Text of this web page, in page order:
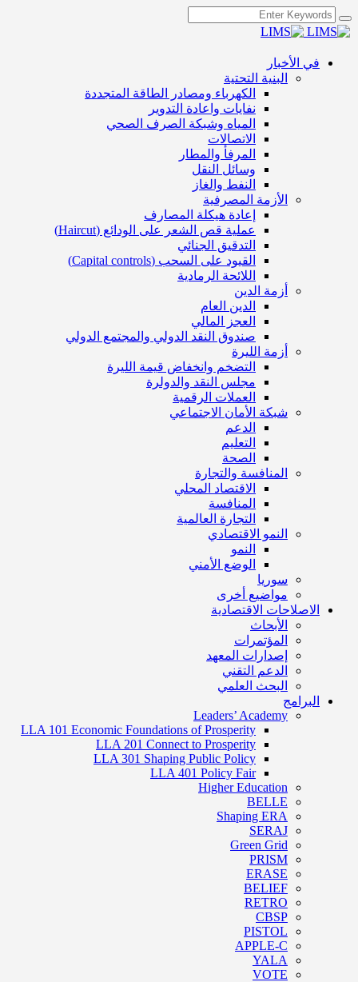
في الأخبار
البنية التحتية
الكهرباء ومصادر الطاقة المتجددة
نفايات واعادة التدوير
المياه وشبكة الصرف الصحي
الاتصالات
المرفأ والمطار
وسائل النقل
النفط والغاز
الأزمة المصرفية
إعادة هيكلة المصارف
عملية قص الشعر على الودائع (Haircut)
التدقيق الجنائي
القيود على السحب (Capital controls)
اللائحة الرمادية
أزمة الدين
الدين العام
العجز المالي
صندوق النقد الدولي والمجتمع الدولي
أزمة الليرة
التضخم وانخفاض قيمة الليرة
مجلس النقد والدولرة
العملات الرقمية
شبكة الأمان الاجتماعي
الدعم
التعليم
الصحة
المنافسة والتجارة
الاقتصاد المحلي
المنافسة
التجارة العالمية
النمو الاقتصادي
النمو
الوضع الأمني
سوريا
مواضيع أخرى
الاصلاحات الاقتصادية
الأبحاث
المؤتمرات
إصدارات المعهد
الدعم التقني
البحث العلمي
البرامج
Leaders’ Academy
LLA 101 Economic Foundations of Prosperity
LLA 201 Connect to Prosperity
LLA 301 Shaping Public Policy
LLA 401 Policy Fair
Higher Education
BELLE
Shaping ERA
SERAJ
Green Grid
PRISM
ERASE
BELIEF
RETRO
CBSP
PISTOL
APPLE-C
YALA
VOTE